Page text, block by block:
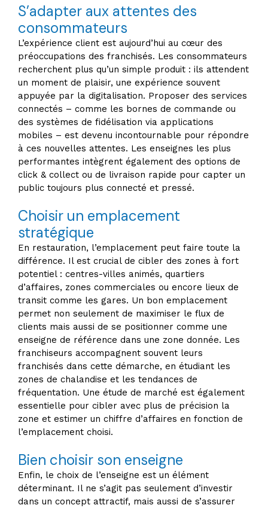
S’adapter aux attentes des
consommateurs
L’expérience client est aujourd’hui au cœur des
préoccupations des franchisés. Les consommateurs
recherchent plus qu’un simple produit : ils attendent
un moment de plaisir, une expérience souvent
appuyée par la digitalisation. Proposer des services
connectés – comme les bornes de commande ou
des systèmes de fidélisation via applications
mobiles – est devenu incontournable pour répondre
à ces nouvelles attentes. Les enseignes les plus
performantes intègrent également des options de
click & collect ou de livraison rapide pour capter un
public toujours plus connecté et pressé.
Choisir un emplacement
stratégique
En restauration, l’emplacement peut faire toute la
différence. Il est crucial de cibler des zones à fort
potentiel : centres-villes animés, quartiers
d’affaires, zones commerciales ou encore lieux de
transit comme les gares. Un bon emplacement
permet non seulement de maximiser le flux de
clients mais aussi de se positionner comme une
enseigne de référence dans une zone donnée. Les
franchiseurs accompagnent souvent leurs
franchisés dans cette démarche, en étudiant les
zones de chalandise et les tendances de
fréquentation. Une étude de marché est également
essentielle pour cibler avec plus de précision la
zone et estimer un chiffre d’affaires en fonction de
l’emplacement choisi.
Bien choisir son enseigne
Enfin, le choix de l’enseigne est un élément
déterminant. Il ne s’agit pas seulement d’investir
dans un concept attractif, mais aussi de s’assurer